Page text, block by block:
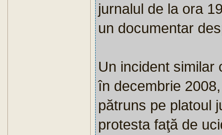
jurnalul de la ora
un documentar
Un incident similar
în decembrie
pătruns pe platoul
protesta faţă de